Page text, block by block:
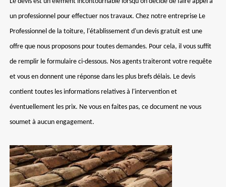
un professionnel pour effectuer nos travaux. Chez notre entreprise Le
Professionnel de la toiture, l'établissement d'un devis gratuit est une
offre que nous proposons pour toutes demandes. Pour cela, il vous suffit
de remplir le formulaire ci-dessous. Nos agents traiteront votre requête
et vous en donnent une réponse dans les plus brefs délais. Le devis
contient toutes les informations relatives à l'intervention et
éventuellement les prix. Ne vous en faites pas, ce document ne vous
soumet à aucun engagement.